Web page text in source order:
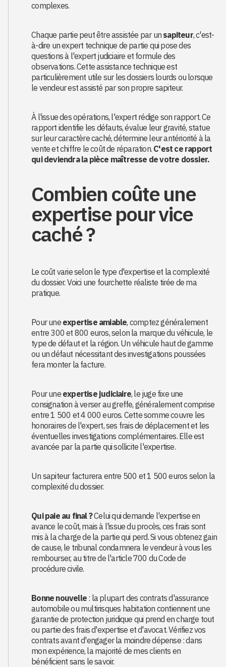
complexes.
Chaque partie peut être assistée par un sapiteur, c'est-
à-dire un expert technique de partie qui pose des
questions à l'expert judiciaire et formule des
observations. Cette assistance technique est
particulièrement utile sur les dossiers lourds ou lorsque
le vendeur est assisté par son propre sapiteur.
À l'issue des opérations, l'expert rédige son rapport. Ce
rapport identifie les défauts, évalue leur gravité, statue
sur leur caractère caché, détermine leur antériorité à la
vente et chiffre le coût de réparation. C'est ce rapport
qui deviendra la pièce maîtresse de votre dossier.
Combien coûte une
expertise pour vice
caché ?
Le coût varie selon le type d'expertise et la complexité
du dossier. Voici une fourchette réaliste tirée de ma
pratique.
Pour une expertise amiable, comptez généralement
entre 300 et 800 euros, selon la marque du véhicule, le
type de défaut et la région. Un véhicule haut de gamme
ou un défaut nécessitant des investigations poussées
fera monter la facture.
Pour une expertise judiciaire, le juge fixe une
consignation à verser au greffe, généralement comprise
entre 1 500 et 4 000 euros. Cette somme couvre les
honoraires de l'expert, ses frais de déplacement et les
éventuelles investigations complémentaires. Elle est
avancée par la partie qui sollicite l'expertise.
Un sapiteur facturera entre 500 et 1 500 euros selon la
complexité du dossier.
Qui paie au final ?Celui qui demande l'expertise en
avance le coût, mais à l'issue du procès, ces frais sont
mis à la charge de la partie qui perd. Si vous obtenez gain
de cause, le tribunal condamnera le vendeur à vous les
rembourser, au titre de l'article 700 du Code de
procédure civile.
Bonne nouvelle : la plupart des contrats d'assurance
automobile ou multirisques habitation contiennent une
garantie de protection juridique qui prend en charge tout
ou partie des frais d'expertise et d'avocat. Vérifiez vos
contrats avant d'engager la moindre dépense : dans
mon expérience, la majorité de mes clients en
bénéficient sans le savoir.